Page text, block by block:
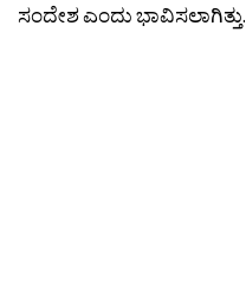
ಸಂದೇಶ ಎಂದು ಭಾವಿಸಲಾಗಿತ್ತು.